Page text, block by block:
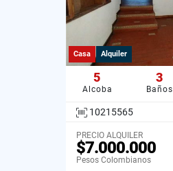
Casa Alquiler
5
Alcoba
3
Baños
10215565
PRECIO ALQUILER
$7.000.000
Pesos Colombianos